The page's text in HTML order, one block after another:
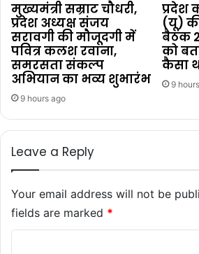
मुख्यमंत्री सम्राट चौधरी,
प्रदेश अध्यक्ष संजय
सरावगी की मौजूदगी में
पवित्र कलश रवाना,
समरसता संकल्प
अभियान का भव्य शुभारंभ
9 hours ago
प्रदेश
(यू)
बैठक
को
कैसा
9
Leave a Reply
Your email address will not be
fields are marked *